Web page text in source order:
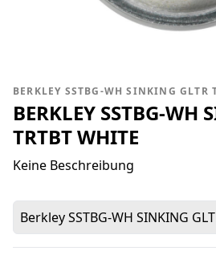
BERKLEY SSTBG-WH SINKING GLTR
BERKLEY SSTBG-WH
TRTBT WHITE
Keine Beschreibung
Berkley SSTBG-WH SINKING